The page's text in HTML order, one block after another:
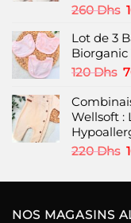
260Dhs
Lot de 3
Biorganic
120Dhs
Wellsoft :
220Dhs
NOS MAGASINS